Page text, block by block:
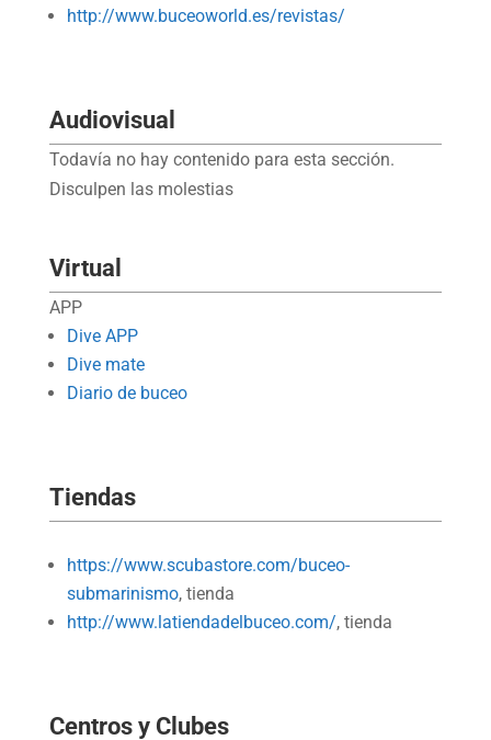
http://www.buceoworld.es/revistas/
Audiovisual
Todavía no hay contenido para esta sección.
Disculpen las molestias
Virtual
APP
Dive APP
Dive mate
Diario de buceo
Tiendas
https://www.scubastore.com/buceo-
submarinismo, tienda
http://www.latiendadelbuceo.com/, tienda
Centros y Clubes